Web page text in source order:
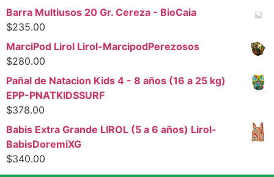
Barra Multiusos 20 Gr. Cereza - BioCaia
$235.00
MarciPod Lirol Lirol-MarcipodPerezosos
$280.00
Pañal de Natacion Kids 4 - 8 años (16 a 25 kg)
EPP-PNATKIDSSURF
$378.00
Babis Extra Grande LIROL (5 a 6 años) Lirol-
BabisDoremiXG
$340.00